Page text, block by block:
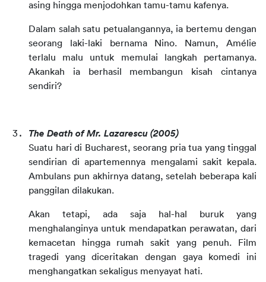
asing hingga menjodohkan tamu-tamu kafenya.
Dalam salah satu petualangannya, ia bertemu dengan
seorang laki-laki bernama Nino. Namun, Amélie
terlalu malu untuk memulai langkah pertamanya.
Akankah ia berhasil membangun kisah cintanya
sendiri?
The Death of Mr. Lazarescu (2005)
Suatu hari di Bucharest, seorang pria tua yang tinggal
sendirian di apartemennya mengalami sakit kepala.
Ambulans pun akhirnya datang, setelah beberapa kali
panggilan dilakukan.
Akan tetapi, ada saja hal-hal buruk yang
menghalanginya untuk mendapatkan perawatan, dari
kemacetan hingga rumah sakit yang penuh. Film
tragedi yang diceritakan dengan gaya komedi ini
menghangatkan sekaligus menyayat hati.